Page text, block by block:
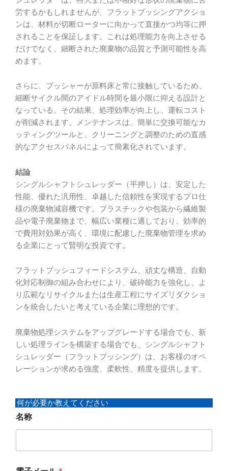
労するかもしれませんが、フラットプッシングアクショ
ンは、材料が切断ローターに向かって直接かつ均等に押
されることを保証します。これは処理能力を向上させる
だけでなく、細断された廃棄物の品質と予測可能性を高
めます。
さらに、プッシャーが原料床と常に接触しているため、
細断サイクル間のアイドル時間を最小限に抑える設計と
なっている。その結果、処理効率が向上し、運転コスト
が削減されます。メンテナンスは、簡単に交換可能なカ
ッティングツールと、クリーニングと調整のための直感
的なアクセスパネルによって簡素化されています。
結論
シングルシャフトシュレッダー（平押し）は、安定した
性能、優れた汎用性、卓越した信頼性を実現するプロ仕
様の廃棄物減容機です。プラスチックや包装から繊維製
品や電子廃棄物まで、幅広い業種に適しており、効率的
で費用対効果が高く、環境に配慮した廃棄物管理を求め
る企業にとって賢明な投資です。
フラットプッシュフィードシステム、頑丈な構造、自動
化対応制御の組み合わせにより、破砕能力を強化し、よ
り広範なリサイクルまたは生産工程にサイズリダクショ
ンを統合したいと考えている企業に理想的です。
廃棄物処理システムをアップグレードする場合でも、新
しい処理ラインを構築する場合でも、シングルシャフト
シュレッダー（フラットプッシング）は、お客様のオペ
レーションが求める強度、柔軟性、精度を提供します。
何が必要か教えてください
名
称
電
ル
名称